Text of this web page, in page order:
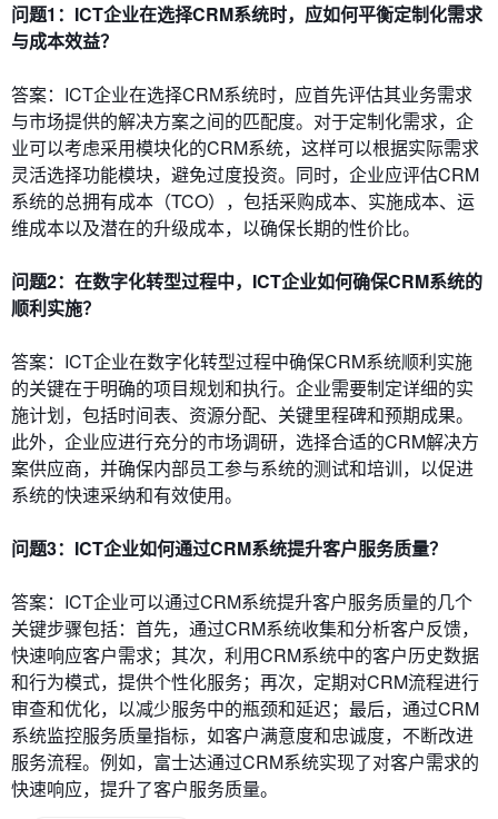
问题1：ICT企业在选择CRM系统时，应如何平衡定制化需求
与成本效益？
答案：ICT企业在选择CRM系统时，应首先评估其业务需求
与市场提供的解决方案之间的匹配度。对于定制化需求，企
业可以考虑采用模块化的CRM系统，这样可以根据实际需求
灵活选择功能模块，避免过度投资。同时，企业应评估CRM
系统的总拥有成本（TCO），包括采购成本、实施成本、运
维成本以及潜在的升级成本，以确保长期的性价比。
问题2：在数字化转型过程中，ICT企业如何确保CRM系统的
顺利实施？
答案：ICT企业在数字化转型过程中确保CRM系统顺利实施
的关键在于明确的项目规划和执行。企业需要制定详细的实
施计划，包括时间表、资源分配、关键里程碑和预期成果。
此外，企业应进行充分的市场调研，选择合适的CRM解决方
案供应商，并确保内部员工参与系统的测试和培训，以促进
系统的快速采纳和有效使用。
问题3：ICT企业如何通过CRM系统提升客户服务质量？
答案：ICT企业可以通过CRM系统提升客户服务质量的几个
关键步骤包括：首先，通过CRM系统收集和分析客户反馈，
快速响应客户需求；其次，利用CRM系统中的客户历史数据
和行为模式，提供个性化服务；再次，定期对CRM流程进行
审查和优化，以减少服务中的瓶颈和延迟；最后，通过CRM
系统监控服务质量指标，如客户满意度和忠诚度，不断改进
服务流程。例如，富士达通过CRM系统实现了对客户需求的
快速响应，提升了客户服务质量。